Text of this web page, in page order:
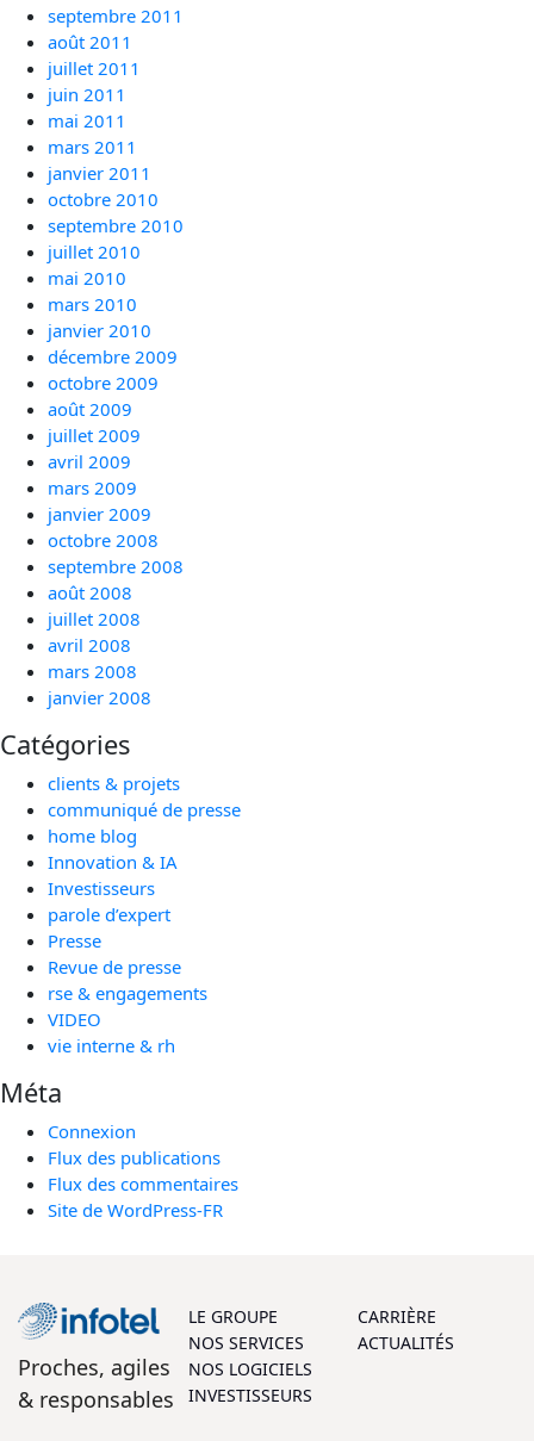
septembre 2011
août 2011
juillet 2011
juin 2011
mai 2011
mars 2011
janvier 2011
octobre 2010
septembre 2010
juillet 2010
mai 2010
mars 2010
janvier 2010
décembre 2009
octobre 2009
août 2009
juillet 2009
avril 2009
mars 2009
janvier 2009
octobre 2008
septembre 2008
août 2008
juillet 2008
avril 2008
mars 2008
janvier 2008
Catégories
clients & projets
communiqué de presse
home blog
Innovation & IA
Investisseurs
parole d’expert
Presse
Revue de presse
rse & engagements
VIDEO
vie interne & rh
Méta
Connexion
Flux des publications
Flux des commentaires
Site de WordPress-FR
Proches, agiles
& responsables
LE GROUPE
NOS SERVICES
NOS LOGICIELS
INVESTISSEURS
CARRIÈRE
ACTUALITÉS